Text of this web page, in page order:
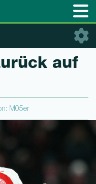
auf
M05er